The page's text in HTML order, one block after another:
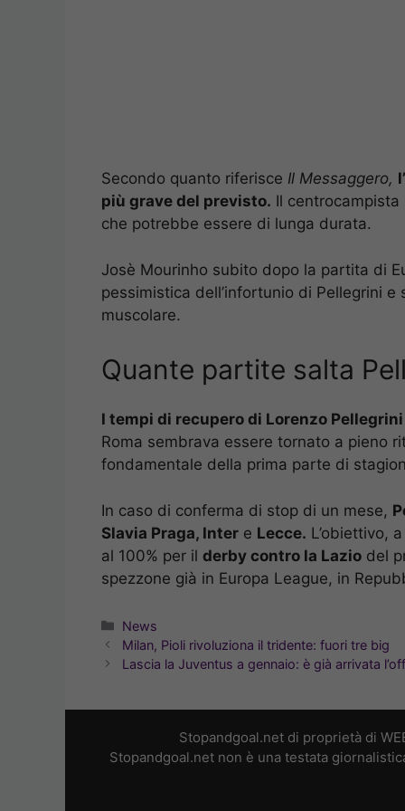
Secondo quanto riferisce Il Messaggero,
più grave del previsto. Il
che potrebbe essere di lunga durata.
Josè Mourinho subito dopo la partita di
pessimistica dell’infortunio di Pellegrini
muscolare.
Quante partite salta
I tempi di recupero di Lorenzo
Roma sembrava essere tornato a pieno
fondamentale della prima parte di
In caso di conferma di stop di un mese,
Slavia Praga, Inter e Lecce. L’obiettivo,
al 100% per il derby contro la Lazio del
spezzone già in Europa League, in
Categorie
News
Milan, Pioli rivoluziona il tridente: fuori tre big
Lascia la Juventus a gennaio: è già arrivata
Stopandgoal.net di proprietà di
Stopandgoal.net non è una testata